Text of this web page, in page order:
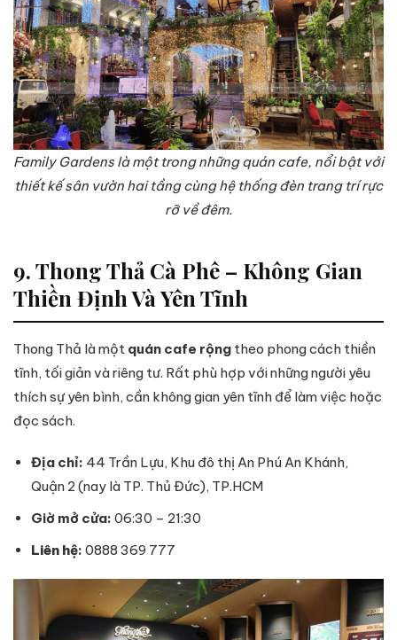
Family Gardens là một trong những quán cafe, nổi bật với
thiết kế sân vườn hai tầng cùng hệ thống đèn trang trí rực
rỡ về đêm.
9. Thong Thả Cà Phê – Không Gian
Thiền Định Và Yên Tĩnh
Thong Thả là một quán cafe rộng theo phong cách thiền
tĩnh, tối giản và riêng tư. Rất phù hợp với những người yêu
thích sự yên bình, cần không gian yên tĩnh để làm việc hoặc
đọc sách.
Địa chỉ: 44 Trần Lựu, Khu đô thị An Phú An Khánh,
Quận 2 (nay là TP. Thủ Đức), TP.HCM
Giờ mở cửa: 06:30 – 21:30
Liên hệ: 0888 369 777